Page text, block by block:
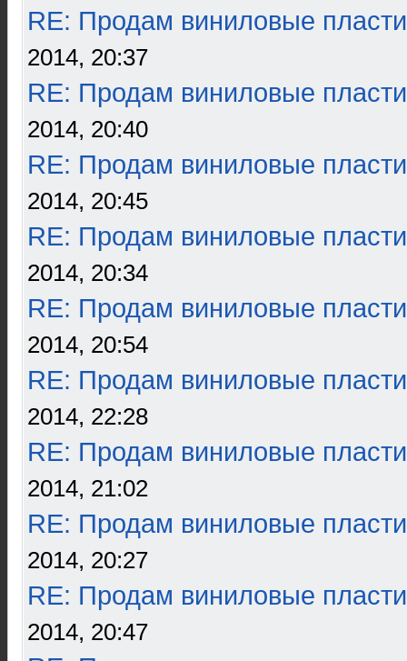
RE: Продам виниловые
2014, 20:37
RE: Продам виниловые
2014, 20:40
RE: Продам виниловые
2014, 20:45
RE: Продам виниловые
2014, 20:34
RE: Продам виниловые
2014, 20:54
RE: Продам виниловые
2014, 22:28
RE: Продам виниловые
2014, 21:02
RE: Продам виниловые
2014, 20:27
RE: Продам виниловые
2014, 20:47